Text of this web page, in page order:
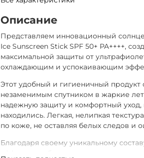
Описание
Представляем инновационный
Ice Sunscreen Stick SPF 50+ PA++++,
максимальной защиты от
охлаждающим и успокаивающим
Этот удобный и гигиеничный продукт
незаменимым спутником в жаркие
надежную защиту и комфортный уход,
находились. Легкая, нелипкая
по коже, не оставляя белых следов и
Благодаря своему уникальному